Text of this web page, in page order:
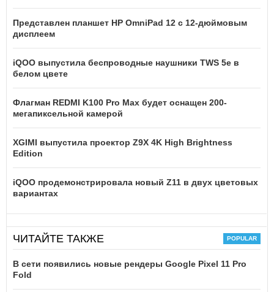
Представлен планшет HP OmniPad 12 с 12-дюймовым
дисплеем
iQOO выпустила беспроводные наушники TWS 5e в
белом цвете
Флагман REDMI K100 Pro Max будет оснащен 200-
мегапиксельной камерой
XGIMI выпустила проектор Z9X 4K High Brightness
Edition
iQOO продемонстрировала новый Z11 в двух цветовых
вариантах
ЧИТАЙТЕ ТАКЖЕ
В сети появились новые рендеры Google Pixel 11 Pro
Fold